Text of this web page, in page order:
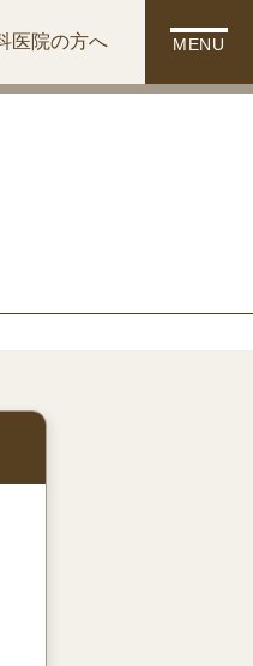
医院の方へ MENU